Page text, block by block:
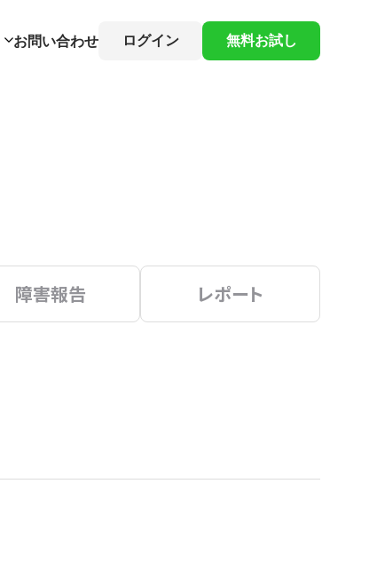
お問い合わせ ログイン 無料お試し
障害報告 レポート